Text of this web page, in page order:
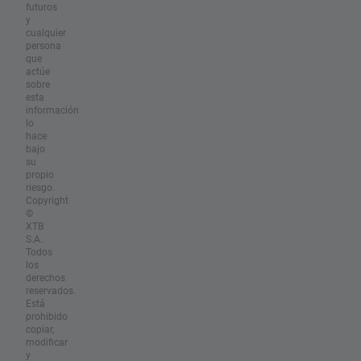
futuros
y
cualquier
persona
que
actúe
sobre
esta
información
lo
hace
bajo
su
propio
riesgo.
Copyright
©
XTB
S.A.
Todos
los
derechos
reservados.
Está
prohibido
copiar,
modificar
y